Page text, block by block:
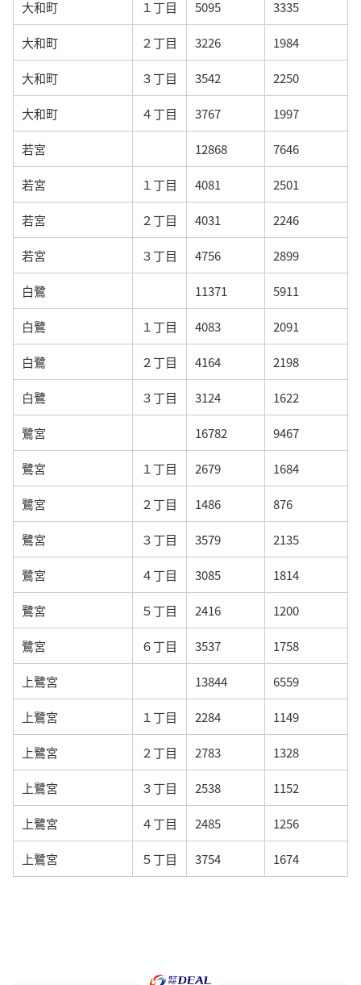
大和町 １丁目 5095 3335
大和町 ２丁目 3226 1984
大和町 ３丁目 3542 2250
大和町 ４丁目 3767 1997
若宮 12868 7646
若宮 １丁目 4081 2501
若宮 ２丁目 4031 2246
若宮 ３丁目 4756 2899
白鷺 11371 5911
白鷺 １丁目 4083 2091
白鷺 ２丁目 4164 2198
白鷺 ３丁目 3124 1622
鷺宮 16782 9467
鷺宮 １丁目 2679 1684
鷺宮 ２丁目 1486 876
鷺宮 ３丁目 3579 2135
鷺宮 ４丁目 3085 1814
鷺宮 ５丁目 2416 1200
鷺宮 ６丁目 3537 1758
上鷺宮 13844 6559
上鷺宮 １丁目 2284 1149
上鷺宮 ２丁目 2783 1328
上鷺宮 ３丁目 2538 1152
上鷺宮 ４丁目 2485 1256
上鷺宮 ５丁目 3754 1674